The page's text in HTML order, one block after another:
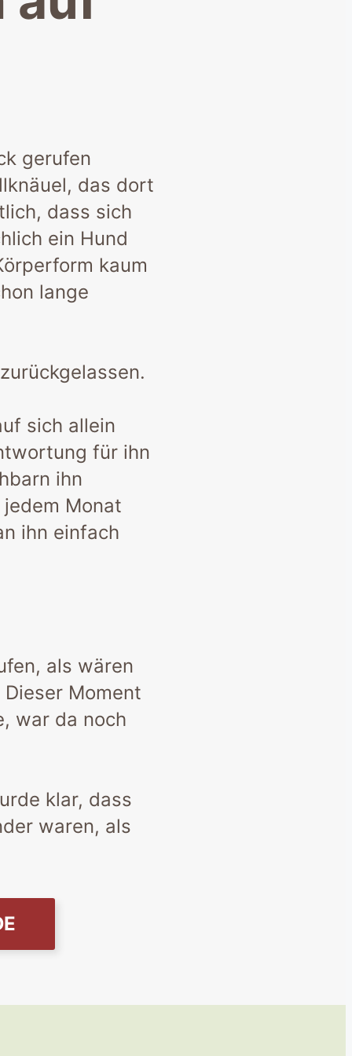
gerufen
das dort
dass sich
ein Hund
kaum
lange
sich allein
für ihn
ihn
Monat
ihn einfach
als wären
Moment
war da noch
klar, dass
waren, als